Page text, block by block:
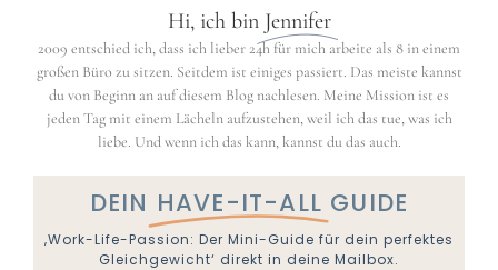
Hi, ich bin Jennifer
2009 entschied ich, dass ich lieber 24h für mich arbeite als 8 in einem
großen Büro zu sitzen. Seitdem ist einiges passiert. Das meiste kannst
du von Beginn an auf diesem Blog nachlesen. Meine Mission ist es
jeden Tag mit einem Lächeln aufzustehen, weil ich das tue, was ich
liebe. Und wenn ich das kann, kannst du das auch.
DEIN HAVE-IT-ALL GUIDE
‚Work-Life-Passion: Der Mini-Guide für dein perfektes
Gleichgewicht‘ direkt in deine Mailbox.